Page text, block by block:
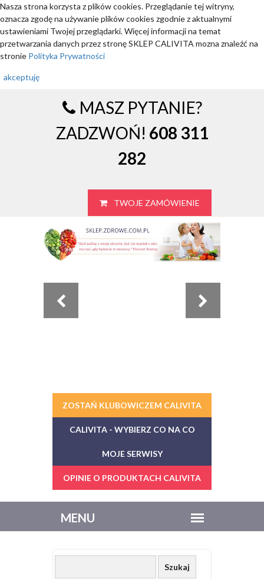
Nasza strona korzysta z plików cookies. Przeglądanie tej witryny,
oznacza zgodę na używanie plików cookies zgodnie z aktualnymi
ustawieniami Twojej przeglądarki. Więcej informacji na temat
przetwarzania danych przez stronę SKLEP CALIVITA mozna znaleźć na
stronie Polityka Prywatności
akceptuję
MASZ PYTANIE?
ZADZWOŃ! 608 311
282
TWOJE ZAMÓWIENIE
ZOSTAŃ KLUBOWICZEM CALIVITA
CALIVITA - WYBIERZ CO NA CO
MOJE SERWISY
OPINIE O PRODUKTACH CALIVITA